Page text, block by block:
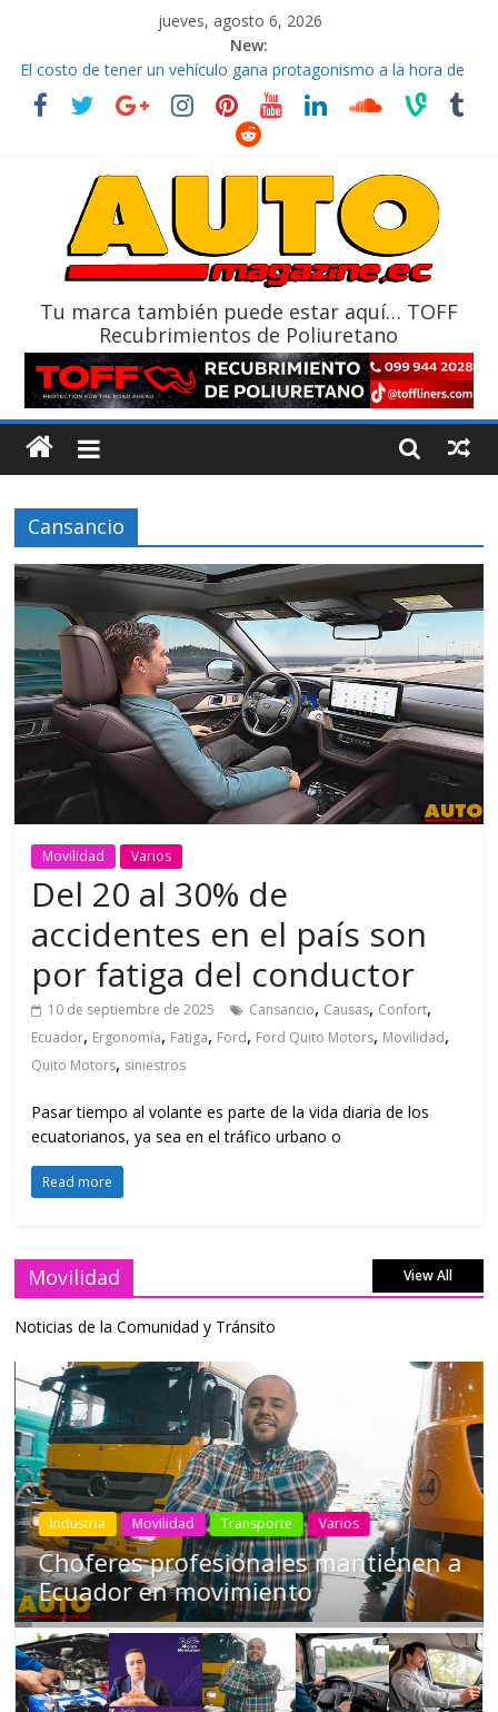
jueves, agosto 6, 2026
New:
El costo de tener un vehículo gana protagonismo a la hora de
decidir
Ultima película ‘Spider‑Man: Brand New Day’ pone en escena a
La Vuelta al Ecuador 2026, edición 47ª, recorre 7 provincias en 8
La FEDAK recibe 12 Sinotruk Bolden para cubrir las rutas de La
Tu marca también puede estar aquí… TOFF
Recubrimientos de Poliuretano
Cansancio
Movilidad Varios
Del 20 al 30% de
accidentes en el país son
por fatiga del conductor
10 de septiembre de 2025 Cansancio, Causas, Confort,
Ecuador, Ergonomía, Fatiga, Ford, Ford Quito Motors, Movilidad,
Quito Motors, siniestros
Pasar tiempo al volante es parte de la vida diaria de los
ecuatorianos, ya sea en el tráfico urbano o
Read more
Movilidad View All
Noticias de la Comunidad y Tránsito
Industria Movilidad Transporte Varios
Choferes profesionales mantienen a
Ecuador en movimiento